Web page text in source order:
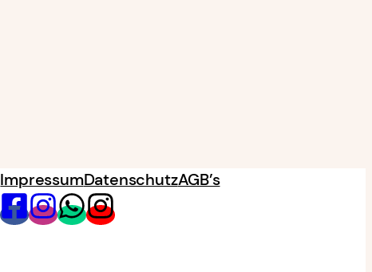
ImpressumDatenschutzAGB’s